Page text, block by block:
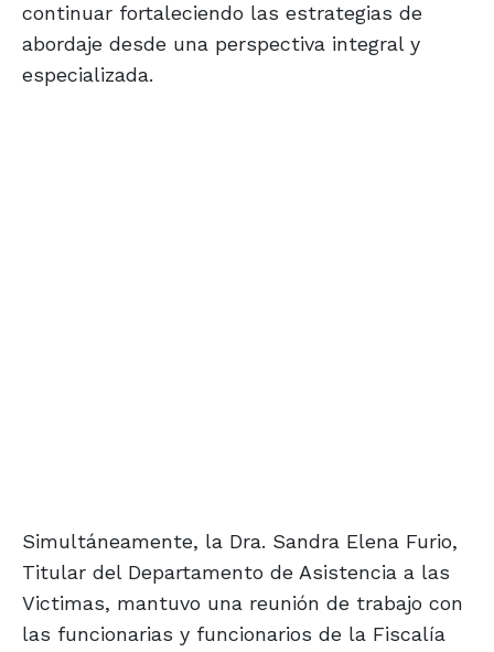
continuar fortaleciendo las estrategias de
abordaje desde una perspectiva integral y
especializada.
Simultáneamente, la Dra. Sandra Elena Furio,
Titular del Departamento de Asistencia a las
Victimas, mantuvo una reunión de trabajo con
las funcionarias y funcionarios de la Fiscalía